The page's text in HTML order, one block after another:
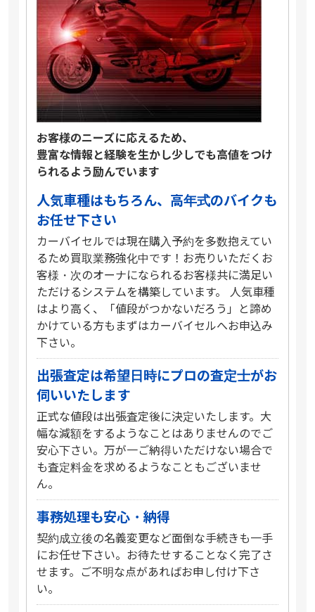
お客様のニーズに応えるため、
豊富な情報と経験を生かし少しでも高値をつけ
られるよう励んでいます
人気車種はもちろん、高年式のバイクも
お任せ下さい
カーバイセルでは現在購入予約を多数抱えてい
るため買取業務強化中です！お売りいただくお
客様・次のオーナになられるお客様共に満足い
ただけるシステムを構築しています。 人気車種
はより高く、「値段がつかないだろう」と諦め
かけている方もまずはカーバイセルへお申込み
下さい。
出張査定は希望日時にプロの査定士がお
伺いいたします
正式な値段は出張査定後に決定いたします。大
幅な減額をするようなことはありませんのでご
安心下さい。万が一ご納得いただけない場合で
も査定料金を求めるようなこともございませ
ん。
事務処理も安心・納得
契約成立後の名義変更など面倒な手続きも一手
にお任せ下さい。お待たせすることなく完了さ
せます。ご不明な点があればお申し付け下さ
い。